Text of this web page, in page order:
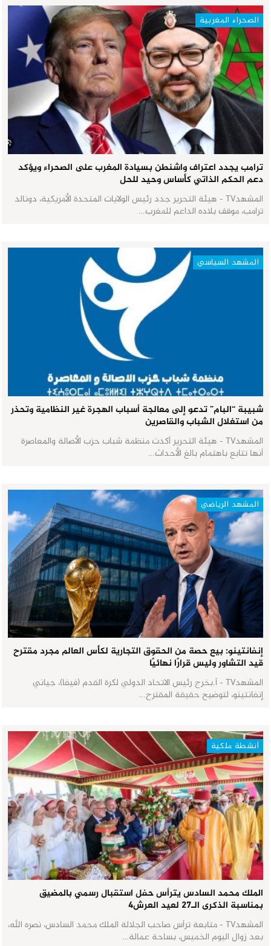
الصحراء المغربية
ترامب يجدد اعتراف واشنطن بسيادة المغرب على الصحراء ويؤكد
دعم الحكم الذاتي كأساس وحيد للحل
المشهدTV - هيئة التحرير جدد رئيس الولايات المتحدة الأمريكية، دونالد
ترامب، موقف بلاده الداعم للمغرب…
المشهد السياسي
شبيبة “البام” تدعو إلى معالجة أسباب الهجرة غير النظامية وتحذر
من استغلال الشباب والقاصرين
المشهدTV - هيئة التحرير أكدت منظمة شباب حزب الأصالة والمعاصرة
أنها تتابع باهتمام بالغ الأحداث…
المشهد الرياضي
إنفانتينو: بيع حصة من الحقوق التجارية لكأس العالم مجرد مقترح
قيد التشاور وليس قرارًا نهائيًا
المشهدTV - أ.بخرج رئيس الاتحاد الدولي لكرة القدم (فيفا)، جياني
إنفانتينو، لتوضيح حقيقة المقترح…
أنشطة ملكية
الملك محمد السادس يترأس حفل استقبال رسمي بالمضيق
بمناسبة الذكرى الـ27 لعيد العرش٤
المشهدTV - متابعة ترأس صاحب الجلالة الملك محمد السادس، نصره الله،
بعد زوال اليوم الخميس، بساحة عمالة…